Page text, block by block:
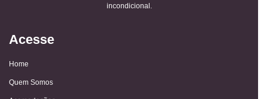
incondicional.
Acesse
Home
Quem Somos